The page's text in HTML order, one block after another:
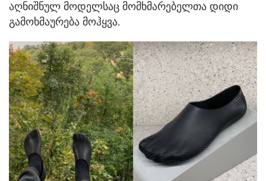
აღნიშნულ მოდელსაც მომხმარებელთა დიდი
გამოხმაურება მოჰყვა.